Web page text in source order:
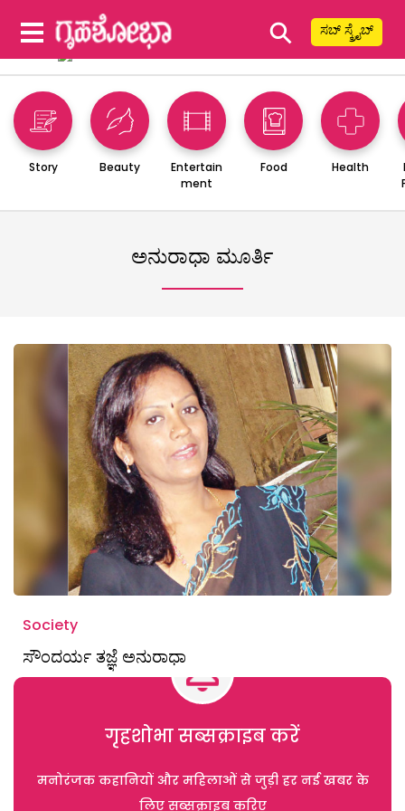
⚲ ಸಬ್ ಸ್ಕ್ರೈಬ್
Story Beauty
Entertain
ment
Food Health
ಅನುರಾಧಾ ಮೂರ್ತಿ
Society
ಸೌಂದರ್ಯ ತಜ್ಞೆ ಅನುರಾಧಾ
गृहशोभा सब्सक्राइब करें
मनोरंजक कहानियों और महिलाओं से जुड़ी हर नई खबर के
लिए सब्सक्राइब करिए